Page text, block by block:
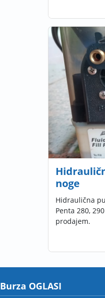
noge
Hidraulična
Penta 280,
prodajem.
Burza OGLASI